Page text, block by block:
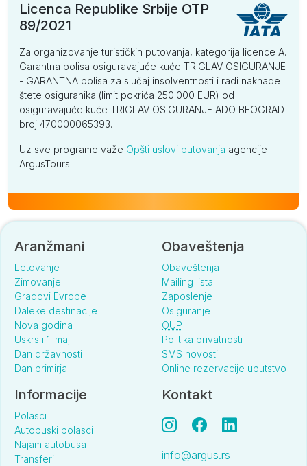
Licenca Republike Srbije OTP
89/2021
Za organizovanje turističkih putovanja, kategorija licence A.
Garantna polisa osiguravajuće kuće TRIGLAV OSIGURANJE
- GARANTNA polisa za slučaj insolventnosti i radi naknade
štete osiguranika (limit pokrića 250.000 EUR) od
osiguravajuće kuće TRIGLAV OSIGURANJE ADO BEOGRAD
broj 470000065393.
Uz sve programe važe Opšti uslovi putovanja agencije
ArgusTours.
Aranžmani
Letovanje
Zimovanje
Gradovi Evrope
Daleke destinacije
Nova godina
Uskrs i 1. maj
Dan državnosti
Dan primirja
Obaveštenja
Obaveštenja
Mailing lista
Zaposlenje
Osiguranje
OUP
Politika privatnosti
SMS novosti
Online rezervacije uputstvo
Informacije
Polasci
Autobuski polasci
Najam autobusa
Transferi
Kontakt
info@argus.rs